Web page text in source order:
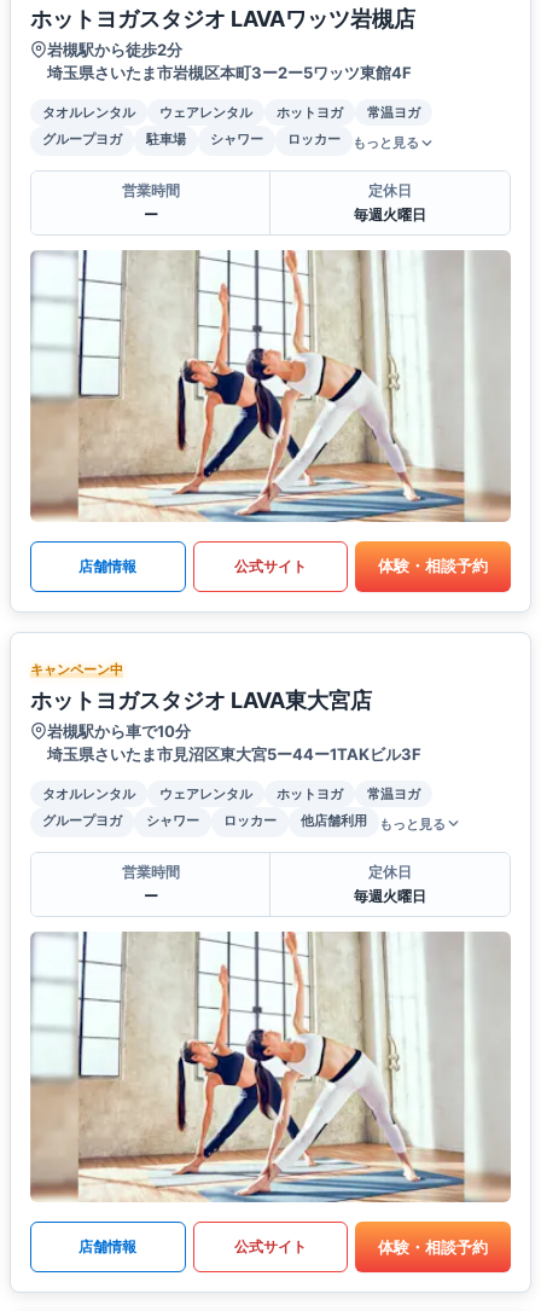
ホットヨガスタジオ LAVAワッツ岩槻店
岩槻駅から徒歩2分
埼玉県さいたま市岩槻区本町3ー2ー5ワッツ東館4F
タオルレンタル ウェアレンタル ホットヨガ
常温ヨガ
グループヨガ
駐車場 シャワー ロッカー もっと見る
営業時間
ー
定休日
毎週火曜日
店舗情報 公式サイト 体験・相談予約
キャンペーン中
ホットヨガスタジオ LAVA東大宮店
岩槻駅から車で10分
埼玉県さいたま市見沼区東大宮5ー44ー1TAKビル3F
タオルレンタル ウェアレンタル ホットヨガ
常温ヨガ
グループヨガ
シャワー ロッカー 他店舗利用 もっと見る
営業時間
ー
定休日
毎週火曜日
店舗情報 公式サイト 体験・相談予約